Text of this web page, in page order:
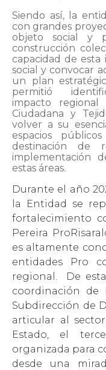
Siendo así, la
con grandes
objeto social y
construcción
capacidad de
social y convocar
un plan
permitió
impacto regional
Ciudadana y
volver a su
espacios
destinación de
implementación
estas áreas.
Durante el año
la Entidad se
fortalecimiento
Pereira
es altamente
entidades Pro
regional. De
coordinación de
Subdirección de
articular al
Estado, el
organizada para
desde una